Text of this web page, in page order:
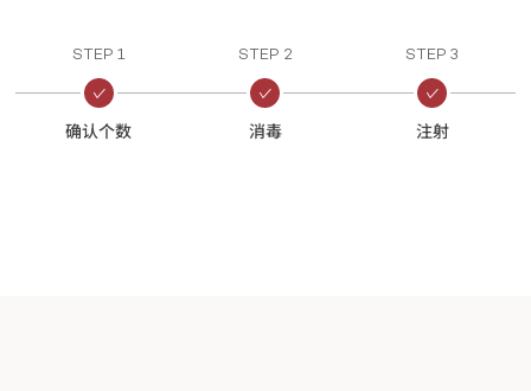
STEP 1
确认个数
STEP 2
消毒
STEP 3
注射